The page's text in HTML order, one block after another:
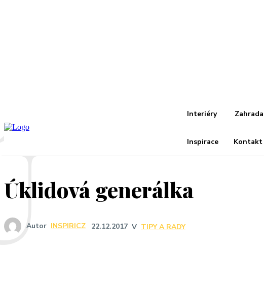
Interiéry Zahrada
Inspirace Kontakt
Úklidová generálka
Autor INSPIRICZ 22.12.2017 V TIPY A RADY